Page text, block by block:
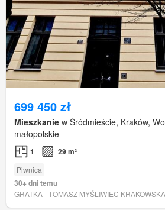
699 450 zł
Mieszkanie w Śródmieście, Kraków,
małopolskie
1 29 m²
Piwnica
30+ dni temu
GRATKA - TOMASZ MYŚLIWIEC